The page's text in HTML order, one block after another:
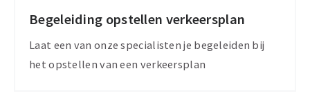
Begeleiding opstellen verkeersplan
Laat een van onze specialisten je begeleiden bij
het opstellen van een verkeersplan
Opstellen
verkeersplan